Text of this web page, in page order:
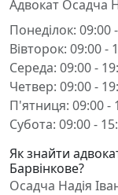
Адвокат Осадча
Понеділок: 09:00
Вівторок: 09:00 -
Середа: 09:00 -
Четвер: 09:00 -
П'ятниця: 09:00 -
Субота: 09:00 -
Як знайти
Барвінкове?
Осадча Надія